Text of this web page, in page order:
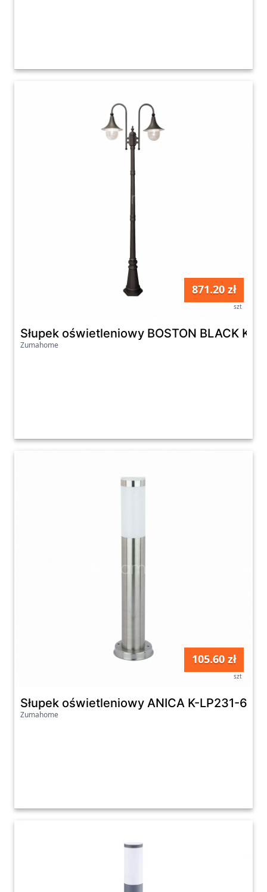
871.20 zł
szt
Słupek oświetleniowy BOSTON BLACK K-
Zumahome
105.60 zł
szt
Słupek oświetleniowy ANICA K-LP231-650
Zumahome